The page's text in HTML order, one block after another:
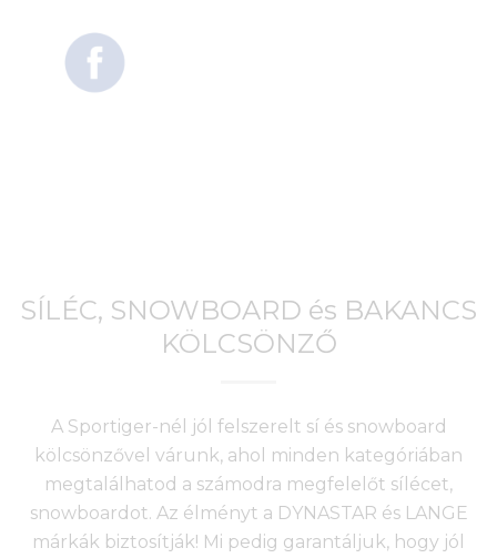
SÍLÉC, SNOWBOARD és BAKANCS
KÖLCSÖNZŐ
A Sportiger-nél jól felszerelt sí és snowboard
kölcsönzővel várunk, ahol minden kategóriában
megtalálhatod a számodra megfelelőt sílécet,
snowboardot. Az élményt a DYNASTAR és LANGE
márkák biztosítják! Mi pedig garantáljuk, hogy jól